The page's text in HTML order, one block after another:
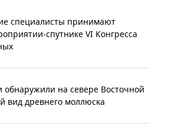
специалисты принимают
спутнике VI Конгресса
обнаружили на севере Восточной
вид древнего моллюска